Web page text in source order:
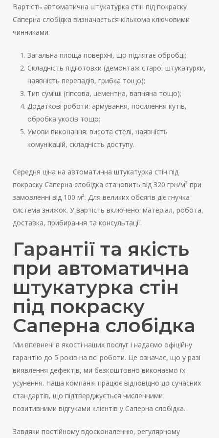
Вартість автоматична штукатурка стін під покраску
Саперна слобідка визначається кількома ключовими
чинниками:
Загальна площа поверхні, що підлягає обробці;
Складність підготовки (демонтаж старої штукатурки,
наявність перепадів, грибка тощо);
Тип суміші (гіпсова, цементна, вапняна тощо);
Додаткові роботи: армування, посилення кутів,
обробка укосів тощо;
Умови виконання: висота стелі, наявність
комунікацій, складність доступу.
Середня ціна на автоматична штукатурка стін під
покраску Саперна слобідка становить від 320 грн/м² при
замовленні від 100 м². Для великих обсягів діє гнучка
система знижок. У вартість включено: матеріал, робота,
доставка, прибирання та консультації.
Гарантії та якість
при автоматична
штукатурка стін
під покраску
Саперна слобідка
Ми впевнені в якості наших послуг і надаємо офіційну
гарантію до 5 років на всі роботи. Це означає, що у разі
виявлення дефектів, ми безкоштовно виконаємо їх
усунення. Наша компанія працює відповідно до сучасних
стандартів, що підтверджується численними
позитивними відгуками клієнтів у Саперна слобідка.
Завдяки постійному вдосконаленню, регулярному